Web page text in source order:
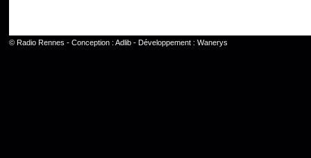
© Radio Rennes - Conception : Adlib- Développement : Wanerys